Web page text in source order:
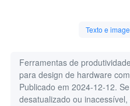
Texto e
Ferramentas de
para design de hardware
Publicado em 2024-12-12.
desatualizado ou